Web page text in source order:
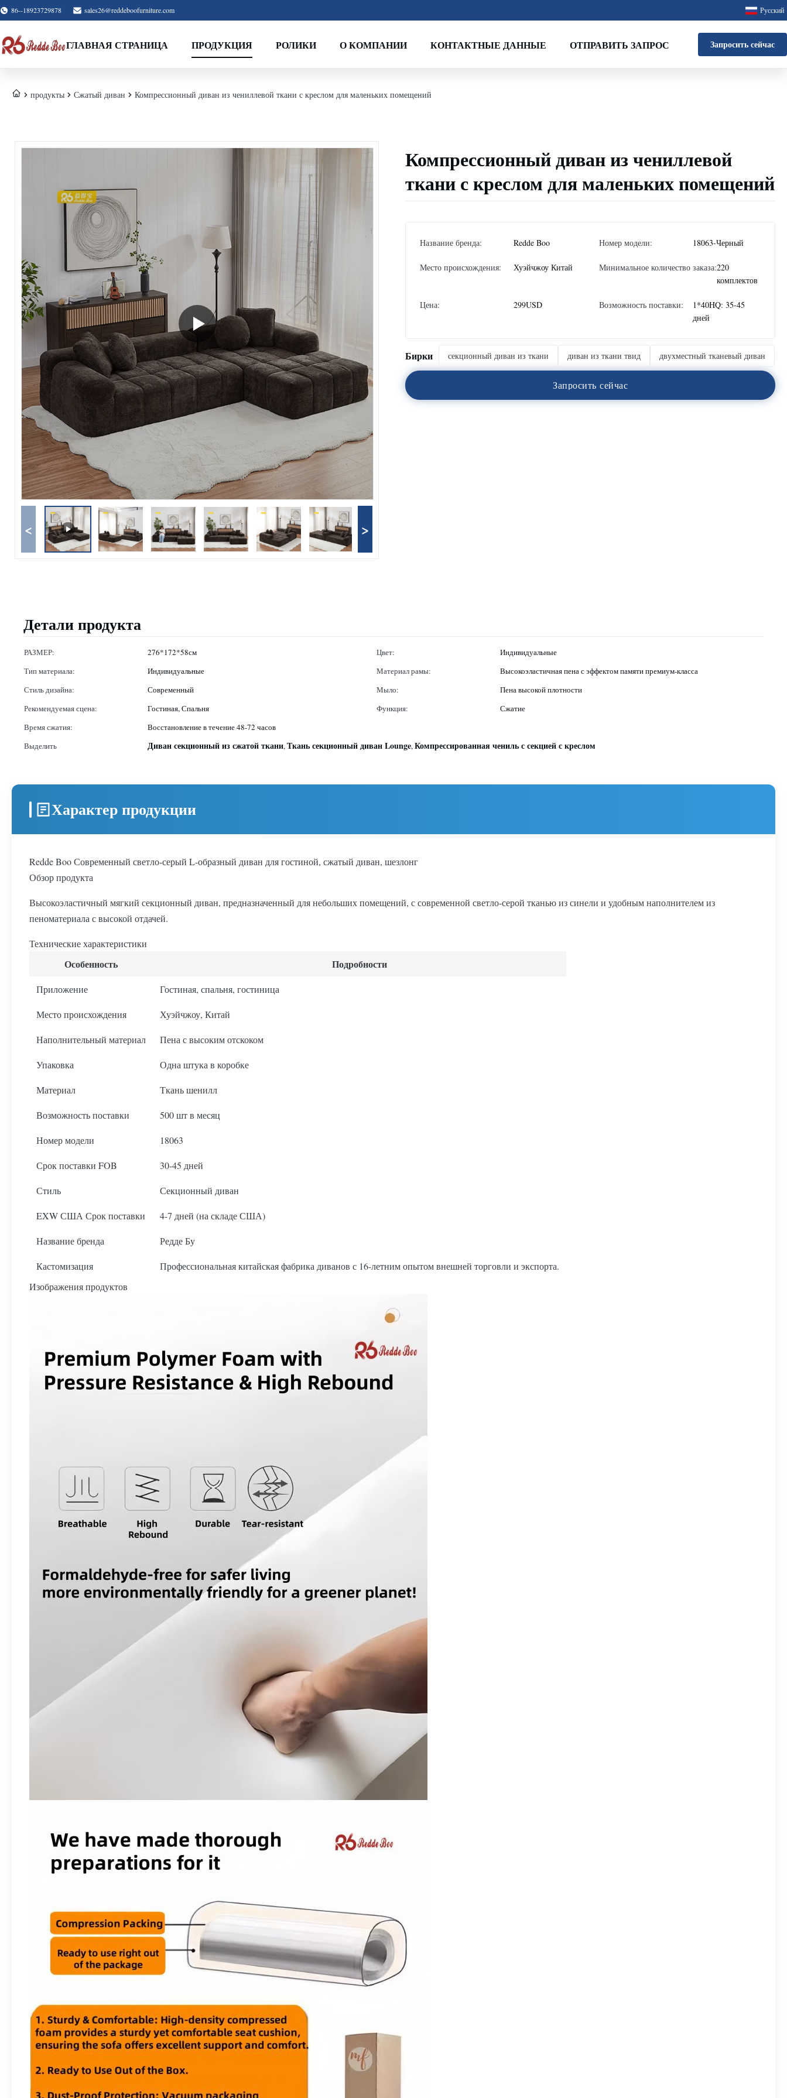
86--18923729878 sales26@reddeboofurniture.com Русский
ГЛАВНАЯ СТРАНИЦА ПРОДУКЦИЯ РОЛИКИ О КОМПАНИИ КОНТАКТНЫЕ ДАННЫЕ ОТПРАВИТЬ ЗАПРОС Запросить сейчас
продукты Сжатый диван Компрессионный диван из чениллевой ткани с креслом для маленьких помещений
< >
Компрессионный диван из чениллевой
ткани с креслом для маленьких помещений
Название бренда: Redde Boo Номер модели: 18063-Черный
Место происхождения: Хуэйчжоу Китай Минимальное количество заказа:220
комплектов
Цена: 299USD Возможность поставки:
1*40HQ: 35-45
дней
Бирки секционный диван из ткани диван из ткани твид двухместный тканевый диван
Запросить сейчас
Детали продукта
РАЗМЕР: 276*172*58см Цвет:
Индивидуальные
Тип материала:
Индивидуальные Материал рамы:
Высокоэластичная пена с эффектом памяти премиум-класса
Стиль дизайна:
Современный Мыло:
Пена высокой плотности
Рекомендуемая сцена:
Гостиная, Спальня Функция:
Сжатие
Время сжатия:
Восстановление в течение 48-72 часов
Выделить
Диван секционный из сжатой ткани,Ткань секционный диван Lounge,Компрессированная чениль с секцией с креслом
Характер продукции
Redde Boo Современный светло-серый L-образный диван для гостиной, сжатый диван, шезлонг
Обзор продукта
Высокоэластичный мягкий секционный диван, предназначенный для небольших помещений, с современной светло-серой тканью из синели и удобным наполнителем из
пеноматериала с высокой отдачей.
Технические характеристики
Особенность Подробности
Приложение Гостиная, спальня, гостиница
Место происхождения Хуэйчжоу, Китай
Наполнительный материал Пена с высоким отскоком
Упаковка Одна штука в коробке
Материал Ткань шенилл
Возможность поставки 500 шт в месяц
Номер модели 18063
Срок поставки FOB 30-45 дней
Стиль Секционный диван
EXW США Срок поставки 4-7 дней (на складе США)
Название бренда Редде Бу
Кастомизация
Профессиональная китайская фабрика диванов с 16-летним опытом внешней торговли и экспорта.
Изображения продуктов